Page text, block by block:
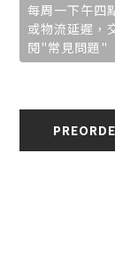
每周一下午四
或物流延遲，
閱"常見問題"